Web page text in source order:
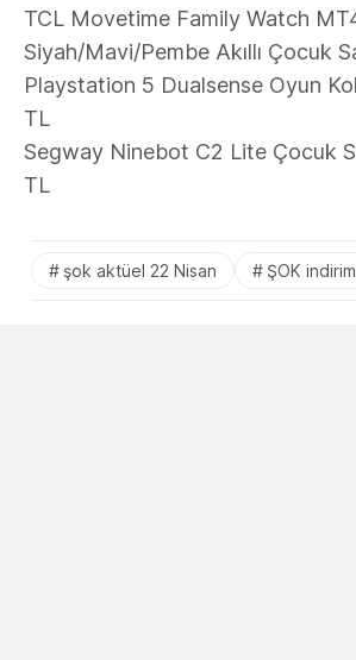
TCL Movetime Family Watch
Siyah/Mavi/Pembe Akıllı Çocuk
Playstation 5 Dualsense Oyun
TL
Segway Ninebot C2 Lite Çocuk
TL
şok aktüel 22 Nisan ŞOK